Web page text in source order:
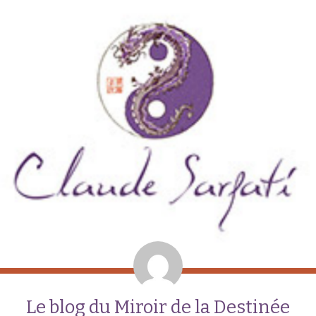
Le blog du Miroir de la Destinée